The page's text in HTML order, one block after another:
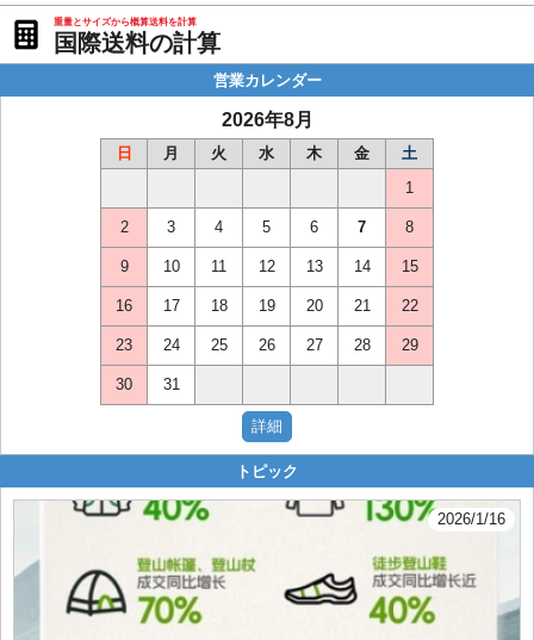
重量とサイズから概算送料を計算
国際送料の計算
営業カレンダー
2026年8月
日 月 火 水 木 金
土
1
2 3 4 5 6 7 8
9 10 11 12 13 14 15
16 17 18 19 20 21 22
23 24 25 26 27 28 29
30 31
トピック
2026/1/16